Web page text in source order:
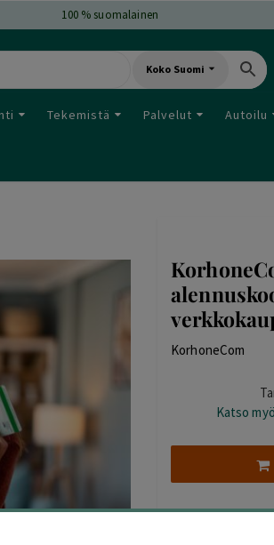
100 % suomalainen
Koko Suomi
Tekemistä Palvelut Autoilu
KorhoneCom
Katso